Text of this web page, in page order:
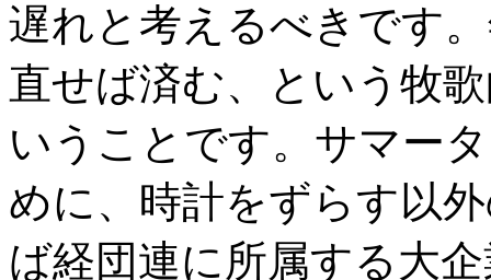
遅れと考えるべきです
直せば済む、という牧
いうことです。サマー
めに、時計をずらす以
ば経団連に所属する大